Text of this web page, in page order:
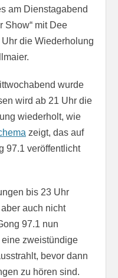
am Dienstagabend
Show“ mit Dee
die Wiederholung
wurde
wird ab 21 Uhr die
wiederholt, wie
zeigt, das auf
97.1 veröffentlicht
bis 23 Uhr
auch nicht
97.1 nun
zweistündige
bevor dann
zu hören sind.